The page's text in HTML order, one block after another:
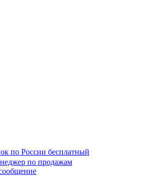
по России бесплатный
по продажам